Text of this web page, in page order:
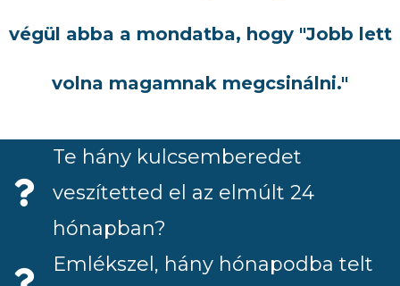
végül abba a mondatba, hogy "Jobb lett
volna magamnak megcsinálni."
Te hány kulcsemberedet
veszítetted el az elmúlt 24
hónapban?
Emlékszel, hány hónapodba telt